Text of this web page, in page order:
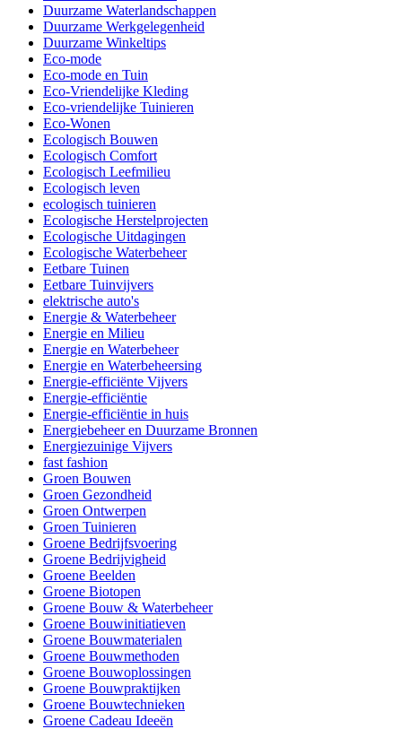
Duurzame Waterlandschappen
Duurzame Werkgelegenheid
Duurzame Winkeltips
Eco-mode
Eco-mode en Tuin
Eco-Vriendelijke Kleding
Eco-vriendelijke Tuinieren
Eco-Wonen
Ecologisch Bouwen
Ecologisch Comfort
Ecologisch Leefmilieu
Ecologisch leven
ecologisch tuinieren
Ecologische Herstelprojecten
Ecologische Uitdagingen
Ecologische Waterbeheer
Eetbare Tuinen
Eetbare Tuinvijvers
elektrische auto's
Energie & Waterbeheer
Energie en Milieu
Energie en Waterbeheer
Energie en Waterbeheersing
Energie-efficiënte Vijvers
Energie-efficiëntie
Energie-efficiëntie in huis
Energiebeheer en Duurzame Bronnen
Energiezuinige Vijvers
fast fashion
Groen Bouwen
Groen Gezondheid
Groen Ontwerpen
Groen Tuinieren
Groene Bedrijfsvoering
Groene Bedrijvigheid
Groene Beelden
Groene Biotopen
Groene Bouw & Waterbeheer
Groene Bouwinitiatieven
Groene Bouwmaterialen
Groene Bouwmethoden
Groene Bouwoplossingen
Groene Bouwpraktijken
Groene Bouwtechnieken
Groene Cadeau Ideeën